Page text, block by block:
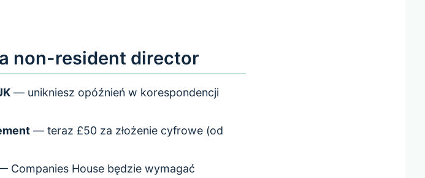
non-resident director
— unikniesz opóźnień w korespondencji
— teraz £50 za złożenie cyfrowe (od
Companies House będzie wymagać